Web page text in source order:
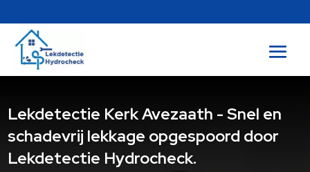
Lekdetectie Kerk Avezaath - Snel en
schadevrij lekkage opgespoord door
Lekdetectie Hydrocheck.